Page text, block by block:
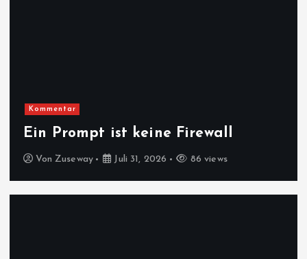
Kommentar
Ein Prompt ist keine Firewall
Von Zuseway Juli 31, 2026 86 views